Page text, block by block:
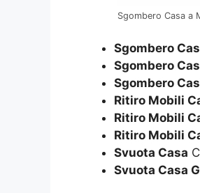
Sgombero Casa a
Sgombero
Sgombero
Sgombero
Ritiro Mobili
Ritiro Mobili
Ritiro Mobili
Svuota Casa
Svuota Casa